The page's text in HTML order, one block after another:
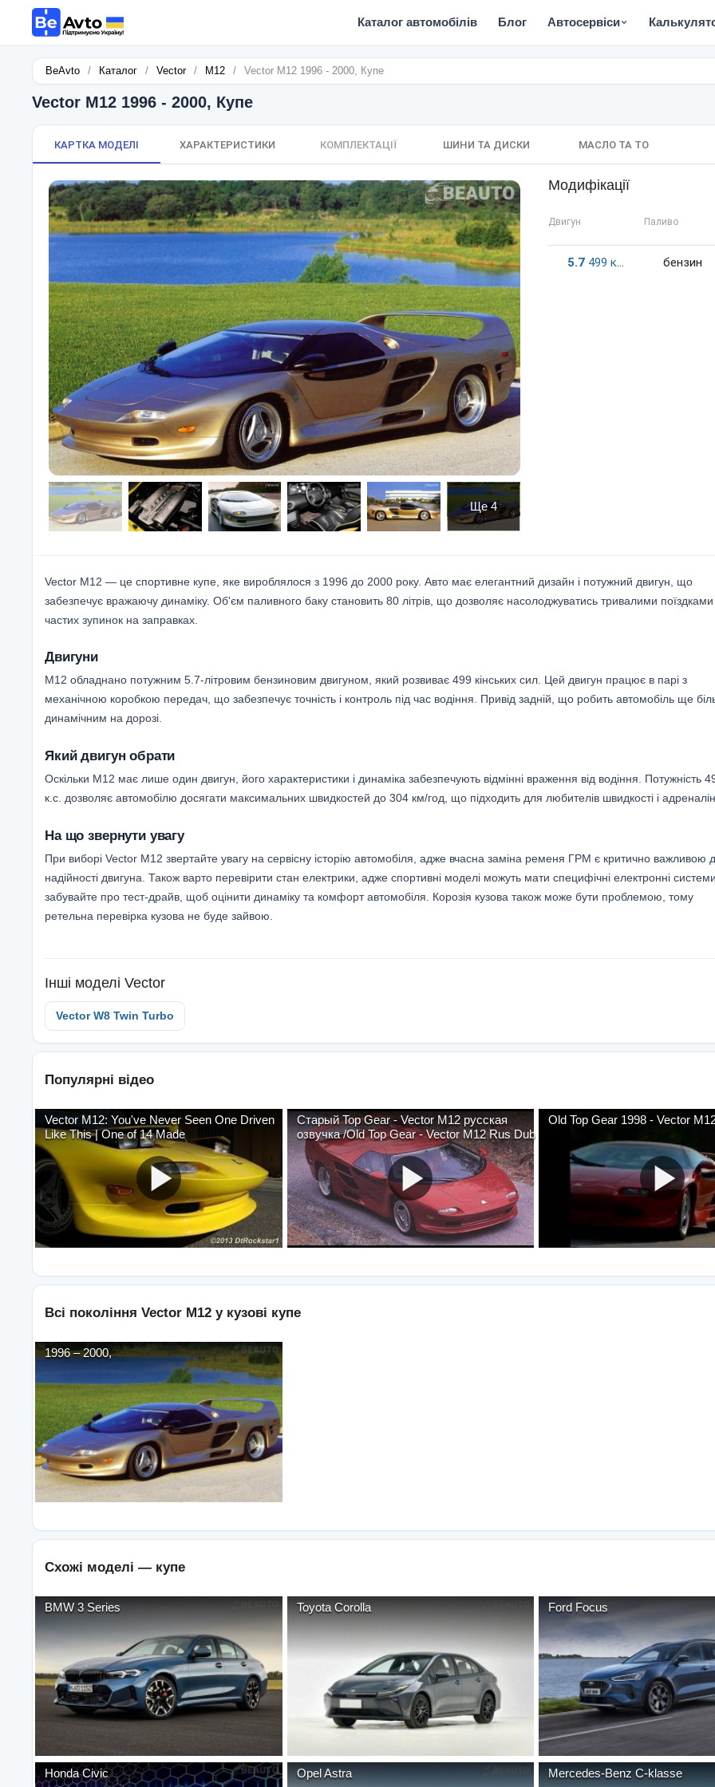
Каталог автомобілів Блог Автосервіси
BeAvto / Каталог / Vector / M12 / Vector M12 1996 - 2000, Купе
Vector M12 1996 - 2000, Купе
КАРТКА МОДЕЛІ ХАРАКТЕРИСТИКИ КОМПЛЕКТАЦІЇ ШИНИ ТА ДИСКИ МАСЛО ТА ТО
Ще 4
Модифікації
Двигун Паливо
5.7 499 к.c. бензин
Vector M12 — це спортивне купе, яке вироблялося з 1996 до 2000 року. Авто має елегантний дизайн і потужний двигун, що
забезпечує вражаючу динаміку. Об'єм паливного баку становить 80 літрів, що дозволяє насолоджуватись тривалими
частих зупинок на заправках.
Двигуни
M12 обладнано потужним 5.7-літровим бензиновим двигуном, який розвиває 499 кінських сил. Цей двигун працює в парі з
механічною коробкою передач, що забезпечує точність і контроль під час водіння. Привід задній, що робить автомобіль ще
динамічним на дорозі.
Який двигун обрати
Оскільки M12 має лише один двигун, його характеристики і динаміка забезпечують відмінні враження від водіння. Потужність
к.с. дозволяє автомобілю досягати максимальних швидкостей до 304 км/год, що підходить для любителів швидкості і
На що звернути увагу
При виборі Vector M12 звертайте увагу на сервісну історію автомобіля, адже вчасна заміна ременя ГРМ є критично важливою
надійності двигуна. Також варто перевірити стан електрики, адже спортивні моделі можуть мати специфічні електронні
забувайте про тест-драйв, щоб оцінити динаміку та комфорт автомобіля. Корозія кузова також може бути проблемою, тому
ретельна перевірка кузова не буде зайвою.
Інші моделі Vector
Vector W8 Twin Turbo
Популярні відео
Vector M12: You've Never Seen One Driven
Like This | One of 14 Made
Старый Top Gear - Vector M12 русская
озвучка /Old Top Gear - Vector M12 Rus Dub
Old Top Gear 1998 - Vector
Всі покоління Vector M12 у кузові купе
1996–2000,
Схожі моделі — купе
BMW 3 Series Toyota Corolla Ford Focus
Honda Civic Opel Astra Mercedes-Benz C-klasse